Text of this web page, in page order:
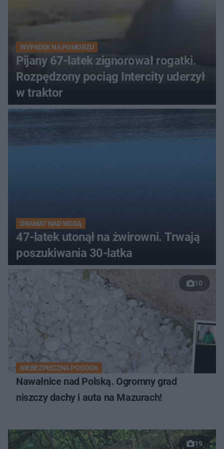
WYPADEK NA POMORZU
Pijany 67-latek zignorował rogatki.
Rozpędzony pociąg Intercity uderzył
w traktor
DRAMAT NAD WODĄ
47-latek utonął na żwirowni. Trwają
poszukiwania 30-latka
10
NIEBEZPIECZNA POGODA
Nawałnice nad Polską. Ogromny grad
niszczy dachy i auta na Mazurach!
19